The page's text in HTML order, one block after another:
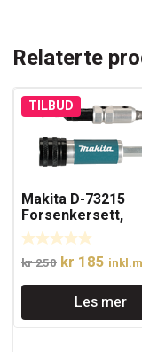
Relaterte
TILBUD
Makita D-73215
Forsenkersett,
No.8(M3), 2,4mm,
kr250 Opprinnelig
pris
var:
kr 250.
kr 185
pris
er:
kr
Les mer